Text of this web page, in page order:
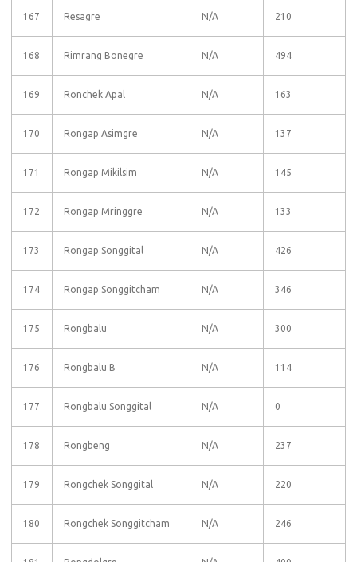
167 Resagre N/A 210
168 Rimrang Bonegre N/A 494
169 Ronchek Apal N/A 163
170 Rongap Asimgre N/A 137
171 Rongap Mikilsim N/A 145
172 Rongap Mringgre N/A 133
173 Rongap Songgital N/A 426
174 Rongap Songgitcham N/A 346
175 Rongbalu N/A 300
176 Rongbalu B N/A 114
177 Rongbalu Songgital N/A 0
178 Rongbeng N/A 237
179 Rongchek Songgital N/A 220
180 Rongchek Songgitcham N/A 246